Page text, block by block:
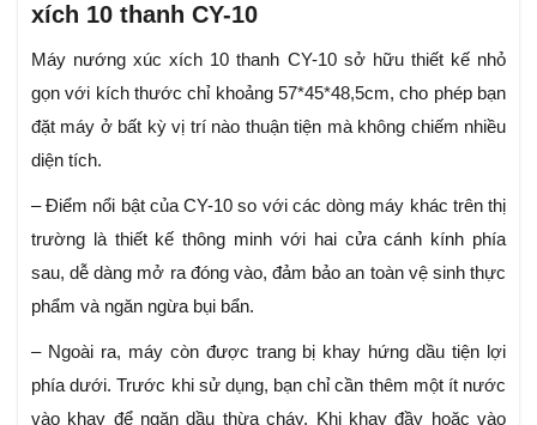
xích 10 thanh CY-10
Máy nướng xúc xích 10 thanh CY-10 sở hữu thiết kế nhỏ
gọn với kích thước chỉ khoảng 57*45*48,5cm, cho phép bạn
đặt máy ở bất kỳ vị trí nào thuận tiện mà không chiếm nhiều
diện tích.
– Điểm nổi bật của CY-10 so với các dòng máy khác trên thị
trường là thiết kế thông minh với hai cửa cánh kính phía
sau, dễ dàng mở ra đóng vào, đảm bảo an toàn vệ sinh thực
phẩm và ngăn ngừa bụi bẩn.
– Ngoài ra, máy còn được trang bị khay hứng dầu tiện lợi
phía dưới. Trước khi sử dụng, bạn chỉ cần thêm một ít nước
vào khay để ngăn dầu thừa cháy. Khi khay đầy hoặc vào